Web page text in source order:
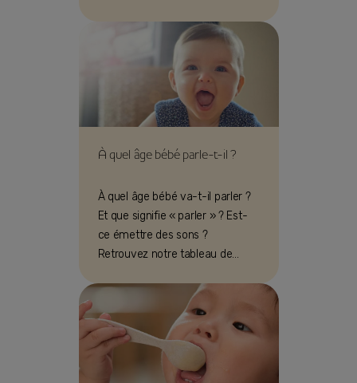
À quel âge bébé parle-t-il ?
À quel âge bébé va-t-il parler ?
Et que signifie « parler » ? Est-
ce émettre des sons ?
Retrouvez notre tableau de
chaque phase.